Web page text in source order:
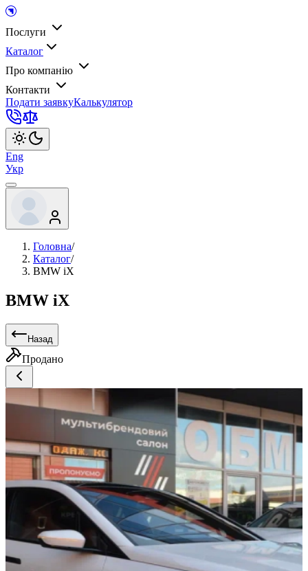
Послуги
Каталог
Про компанію
Контакти
Подати заявкуКалькулятор
Eng
Укр
Головна/
Каталог/
BMW iX
BMW iX
Назад
Продано